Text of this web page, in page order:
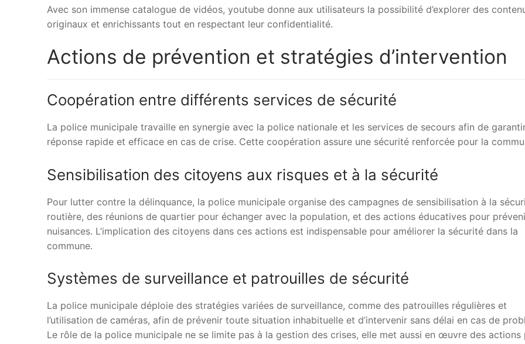
Avec son immense catalogue de vidéos, youtube donne aux utilisateurs la possibilité d’explorer des
originaux et enrichissants tout en respectant leur confidentialité.
Actions de prévention et stratégies d’intervention
Coopération entre différents services de sécurité
La police municipale travaille en synergie avec la police nationale et les services de secours afin de
réponse rapide et efficace en cas de crise. Cette coopération assure une sécurité renforcée pour la
Sensibilisation des citoyens aux risques et à la sécurité
Pour lutter contre la délinquance, la police municipale organise des campagnes de sensibilisation à la
routière, des réunions de quartier pour échanger avec la population, et des actions éducatives pour
nuisances. L’implication des citoyens dans ces actions est indispensable pour améliorer la sécurité dans la
commune.
Systèmes de surveillance et patrouilles de sécurité
La police municipale déploie des stratégies variées de surveillance, comme des patrouilles régulières et
l’utilisation de caméras, afin de prévenir toute situation inhabituelle et d’intervenir sans délai en cas de
Le rôle de la police municipale ne se limite pas à la gestion des crises, elle met aussi en œuvre des actions